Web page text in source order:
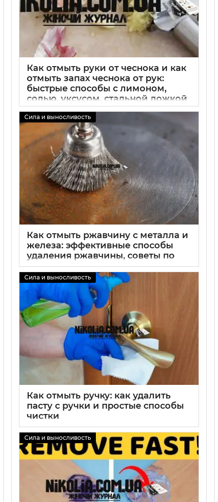
Как отмыть руки от чеснока и как
отмыть запах чеснока от рук:
быстрые способы с лимоном,
солью, уксусом, стальной ложкой
и мылом
02 09 2025 0
Сила и выносливость
Как отмыть ржавчину с металла и
железа: эффективные способы
удаления ржавчины, советы по
очистке металла
02 09 2025 0
Сила и выносливость
Как отмыть ручку: как удалить
пасту с ручки и простые способы
чистки
Сила и выносливость